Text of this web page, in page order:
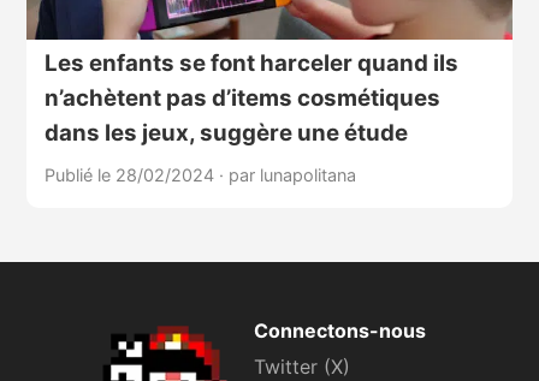
Les enfants se font harceler quand ils
n’achètent pas d’items cosmétiques
dans les jeux, suggère une étude
Publié le 28/02/2024 · par lunapolitana
Connectons-nous
Twitter (X)